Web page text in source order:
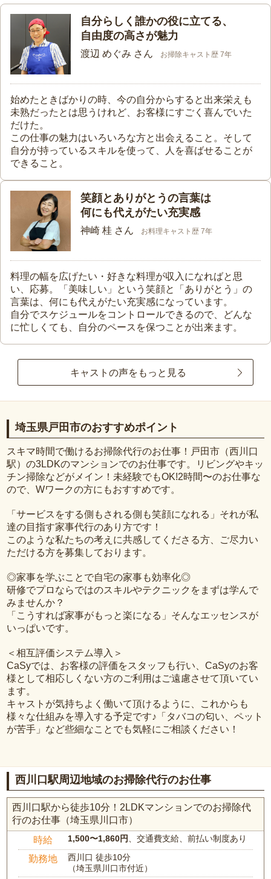
自分らしく誰かの役に立てる、
自由度の高さが魅力
渡辺 めぐみ さん お掃除キャスト歴 7年
始めたときばかりの時、今の自分からすると出来栄えも
未熟だったとは思うけれど、お客様にすごく喜んでいた
だけた。
この仕事の魅力はいろいろな方と出会えること。そして
自分が持っているスキルを使って、人を喜ばせることが
できること。
笑顔とありがとうの言葉は
何にも代えがたい充実感
神崎 桂 さん お料理キャスト歴 7年
料理の幅を広げたい・好きな料理が収入になればと思
い、応募。「美味しい」という笑顔と「ありがとう」の
言葉は、何にも代えがたい充実感になっています。
自分でスケジュールをコントロールできるので、どんな
に忙しくても、自分のペースを保つことが出来ます。
キャストの声をもっと見る
埼玉県戸田市のおすすめポイント
スキマ時間で働けるお掃除代行のお仕事！戸田市（西川口
駅）の3LDKのマンションでのお仕事です。リビングやキッ
チン掃除などがメイン！未経験でもOK!2時間〜のお仕事な
ので、Wワークの方にもおすすめです。
「サービスをする側もされる側も笑顔になれる」それが私
達の目指す家事代行のあり方です！
このような私たちの考えに共感してくださる方、ご尽力い
ただける方を募集しております。
◎家事を学ぶことで自宅の家事も効率化◎
研修でプロならではのスキルやテクニックをまずは学んで
みませんか？
「こうすれば家事がもっと楽になる」そんなエッセンスが
いっぱいです。
＜相互評価システム導入＞
CaSyでは、お客様の評価をスタッフも行い、CaSyのお客
様として相応しくない方のご利用はご遠慮させて頂いてい
ます。
キャストが気持ちよく働いて頂けるように、これからも
様々な仕組みを導入する予定です♪「タバコの匂い、ペット
が苦手」など些細なことでも気軽にご相談ください！
西川口駅周辺地域のお掃除代行のお仕事
西川口駅から徒歩10分！2LDKマンションでのお掃除代
行のお仕事（埼玉県川口市）
時給 1,500〜1,860円、交通費支給、前払い制度あり
勤務地
西川口 徒歩10分
（埼玉県川口市付近）